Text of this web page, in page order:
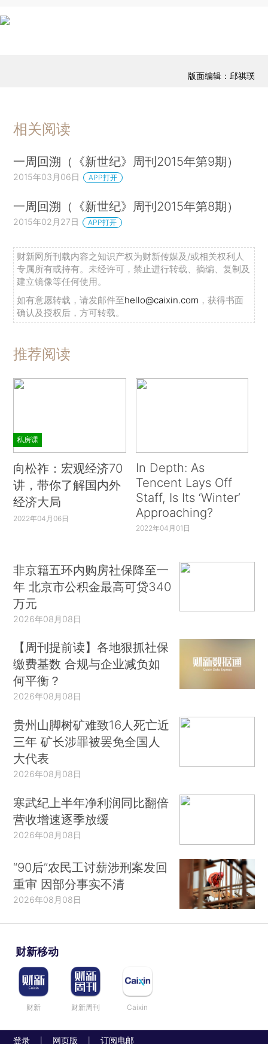
版面编辑：邱祺璞
相关阅读
一周回溯（《新世纪》周刊2015年第9期）
2015年03月06日 APP打开
一周回溯（《新世纪》周刊2015年第8期）
2015年02月27日 APP打开
财新网所刊载内容之知识产权为财新传媒及/或相关权利人
专属所有或持有。未经许可，禁止进行转载、摘编、复制及
建立镜像等任何使用。
如有意愿转载，请发邮件至hello@caixin.com ，获得书面
确认及授权后，方可转载。
推荐阅读
私房课
向松祚：宏观经济70
讲，带你了解国内外
经济大局
2022年04月06日
In Depth: As
Tencent Lays Off
Staff, Is Its ‘Winter’
Approaching?
2022年04月01日
非京籍五环内购房社保降至一
年 北京市公积金最高可贷340
万元
2026年08月08日
【周刊提前读】各地狠抓社保
缴费基数 合规与企业减负如
何平衡？
2026年08月08日
贵州山脚树矿难致16人死亡近
三年 矿长涉罪被罢免全国人
大代表
2026年08月08日
寒武纪上半年净利润同比翻倍
营收增速逐季放缓
2026年08月08日
“90后”农民工讨薪涉刑案发回
重审 因部分事实不清
2026年08月08日
财新移动
财新 财新周刊 Caixin
登录 网页版 订阅电邮